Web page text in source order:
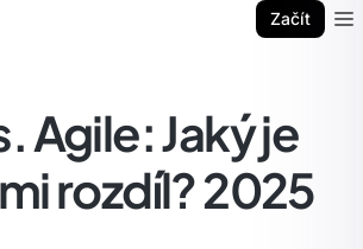
Začít
Agile: Jaký je
rozdíl? 2025